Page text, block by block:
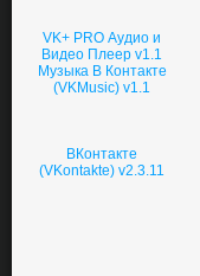
VK+ PRO Аудио и
Видео Плеер v1.1
Музыка В Контакте
(VKMusic) v1.1
ВКонтакте
(VKontakte) v2.3.11